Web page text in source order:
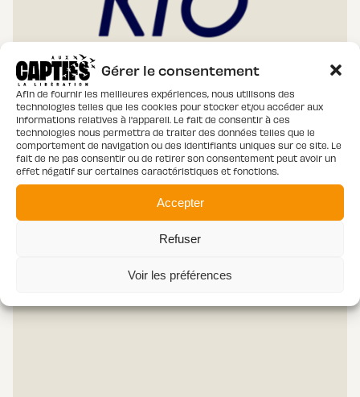
Gérer le consentement
Afin de fournir les meilleures expériences, nous utilisons des
technologies telles que les cookies pour stocker et/ou accéder aux
informations relatives à l'appareil. Le fait de consentir à ces
technologies nous permettra de traiter des données telles que le
comportement de navigation ou des identifiants uniques sur ce site. Le
fait de ne pas consentir ou de retirer son consentement peut avoir un
effet négatif sur certaines caractéristiques et fonctions.
Accepter
Refuser
Voir les préférences
RADIO & TV 21 – 11 – 2025
LA PAROLE AUX ASSOCIATIONS : LES PLUS
PAUVRES FRANCHISSENT LA PORTE SAINTE